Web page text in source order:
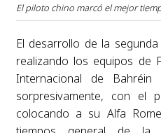
El piloto chino marcó el mejor
El desarrollo de la
realizando los equipos de
Internacional de
sorpresivamente, con el
colocando a su Alfa